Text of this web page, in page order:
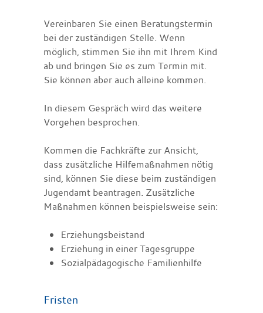
Vereinbaren Sie einen Beratungstermin
bei der zuständigen Stelle. Wenn
möglich, stimmen Sie ihn mit Ihrem Kind
ab und bringen Sie es zum Termin mit.
Sie können aber auch alleine kommen.
In diesem Gespräch wird das weitere
Vorgehen besprochen.
Kommen die Fachkräfte zur Ansicht,
dass zusätzliche Hilfemaßnahmen nötig
sind, können Sie diese beim zuständigen
Jugendamt beantragen. Zusätzliche
Maßnahmen können beispielsweise sein:
Erziehungsbeistand
Erziehung in einer Tagesgruppe
Sozialpädagogische Familienhilfe
Fristen